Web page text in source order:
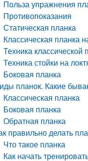
Польза упражнения
Противопоказания
Статическая планка
Классическая планка
Техника классической
Техника стойки на
Боковая планка
планок. Какие
Классическая планка
Боковая планка
Обратная планка
правильно делать
Что такое планка
Как начать